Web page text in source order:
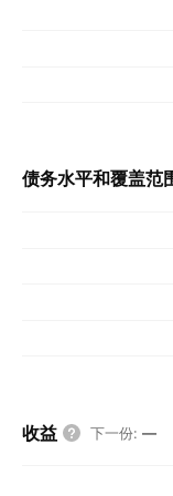
债务水平和覆盖范
收益 下一份: —